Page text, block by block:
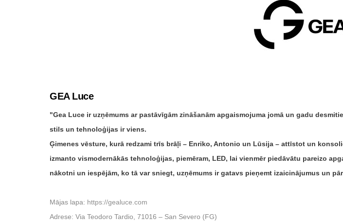
GEA Luce
Gea Luce ir uzņēmums ar pastāvīgām zināšanām apgaismojuma jomā un gadu
stils un tehnoloģijas ir viens.
Ģimenes vēsture, kurā redzami trīs brāļi – Enriko, Antonio un Lūsija – attīstot un
izmanto vismodernākās tehnoloģijas, piemēram, LED, lai vienmēr piedāvātu pareizo
nākotni un iespējām, ko tā var sniegt, uzņēmums ir gatavs pieņemt izaicinājumus un
Mājas lapa: https://gealuce.com
Adrese: Via Teodoro Tardio, 71016 – San Severo (FG)